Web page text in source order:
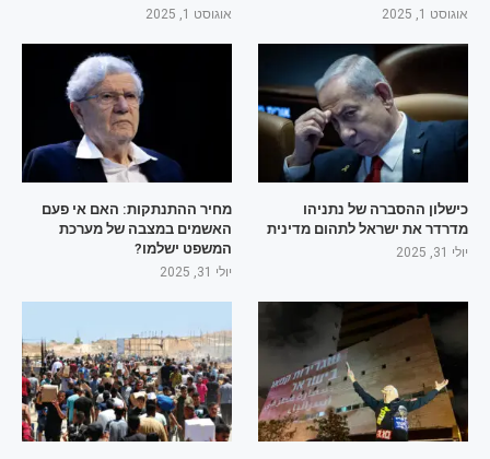
אוגוסט 1, 2025 אוגוסט 1, 2025
כישלון ההסברה של נתניהו
מדרדר את ישראל לתהום מדינית
יולי 31, 2025
מחיר ההתנתקות: האם אי פעם
האשמים במצבה של מערכת
המשפט ישלמו?
יולי 31, 2025